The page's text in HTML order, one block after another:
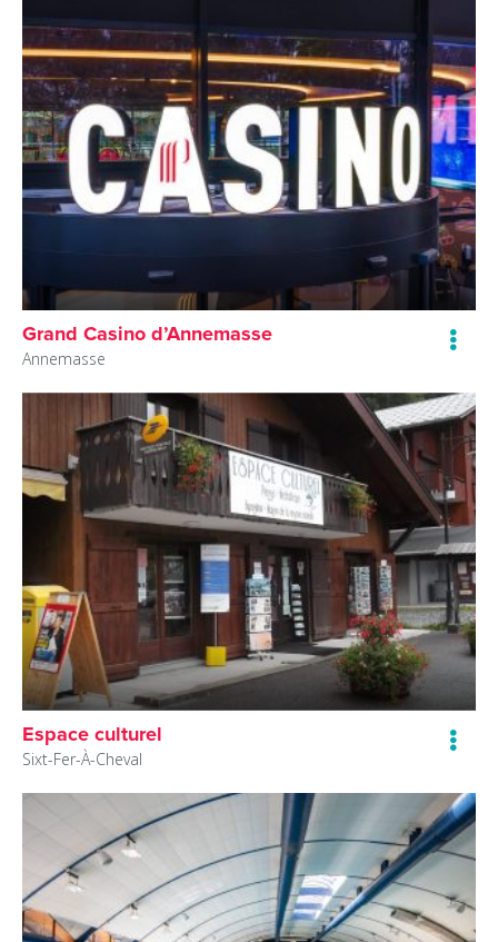
Grand Casino d’Annemasse
Annemasse
Espace culturel
Sixt-Fer-À-Cheval